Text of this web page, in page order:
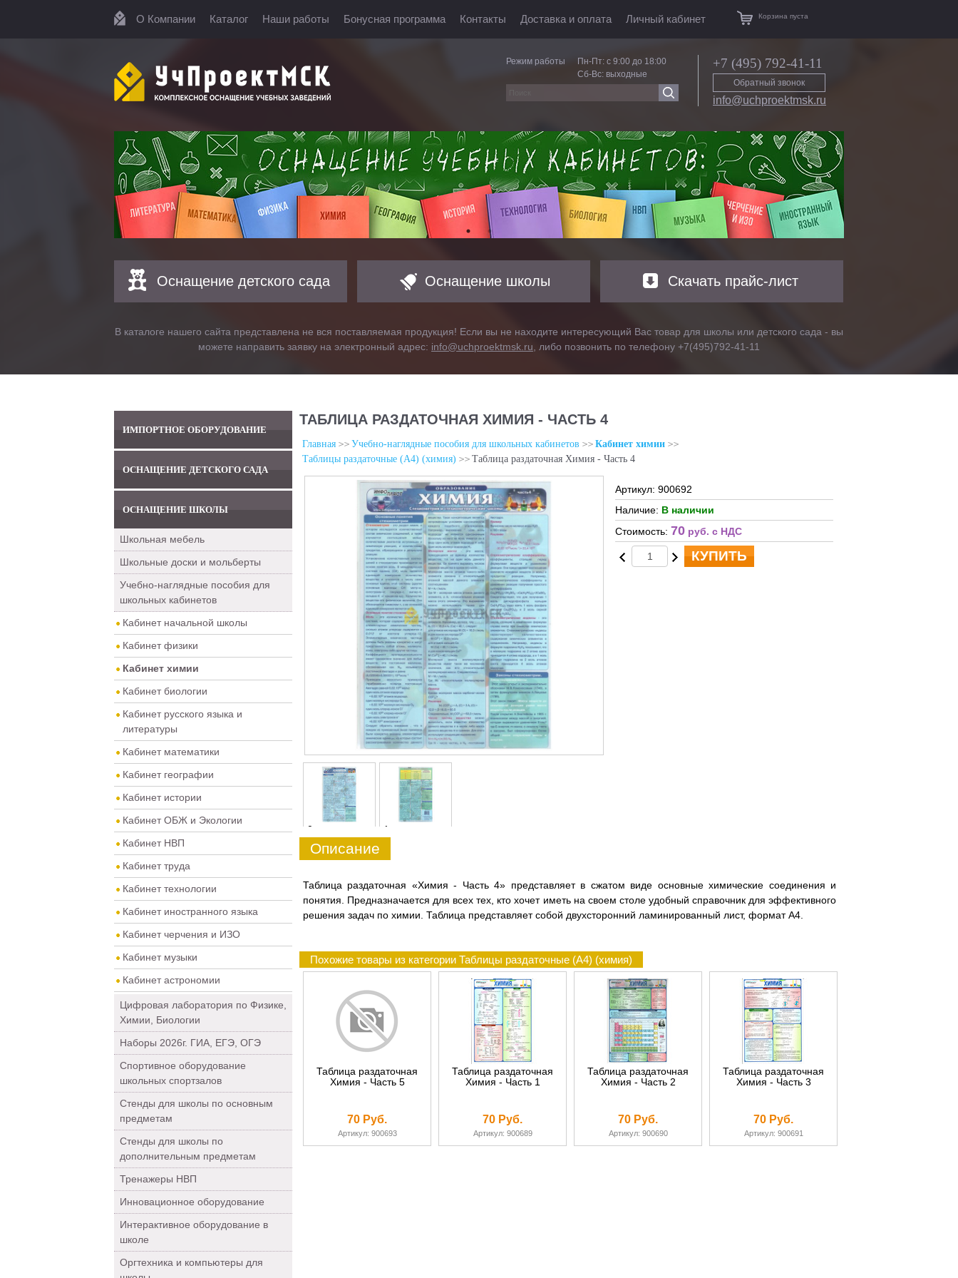
О Компании Каталог Наши работы Бонусная программа Контакты Доставка и оплата Личный кабинет Корзина пуста
Режим работы
Пн-Пт: с 9:00 до 18:00
Сб-Вс: выходные
+7 (495) 792-41-11
Обратный звонок
info@uchproektmsk.ru
Оснащение детского сада Оснащение школы Скачать прайс-лист
В каталоге нашего сайта представлена не вся поставляемая продукция! Если вы не находите интересующий Вас товар для школы или детского сада - вы
можете направить заявку на электронный адрес: info@uchproektmsk.ru , либо позвонить по телефону +7(495)792-41-11
ИМПОРТНОЕ ОБОРУДОВАНИЕ
ОСНАЩЕНИЕ ДЕТСКОГО САДА
ОСНАЩЕНИЕ ШКОЛЫ
Школьная мебель
Школьные доски и мольберты
Учебно-наглядные пособия для
школьных кабинетов
Кабинет начальной школы
Кабинет физики
Кабинет химии
Кабинет биологии
Кабинет русского языка и
литературы
Кабинет математики
Кабинет географии
Кабинет истории
Кабинет ОБЖ и Экологии
Кабинет НВП
Кабинет труда
Кабинет технологии
Кабинет иностранного языка
Кабинет черчения и ИЗО
Кабинет музыки
Кабинет астрономии
Цифровая лаборатория по Физике,
Химии, Биологии
Наборы 2026г. ГИА, ЕГЭ, ОГЭ
Спортивное оборудование
школьных спортзалов
Стенды для школы по основным
предметам
Стенды для школы по
дополнительным предметам
Тренажеры НВП
Инновационное оборудование
Интерактивное оборудование в
школе
Оргтехника и компьютеры для
ТАБЛИЦА РАЗДАТОЧНАЯ ХИМИЯ - ЧАСТЬ 4
Главная Учебно-наглядные пособия для школьных кабинетов
Кабинет химии
Таблицы раздаточные (А4) (химия)
Таблица раздаточная Химия - Часть 4
0 1
Артикул: 900692
Наличие: В наличии
Стоимость: 70 руб. c НДС
КУПИТЬ
Описание
Таблица раздаточная «Химия - Часть 4» представляет в сжатом виде основные химические соединения и
понятия. Предназначается для всех тех, кто хочет иметь на своем столе удобный справочник для эффективного
решения задач по химии. Таблица представляет собой двухсторонний ламинированный лист, формат А4.
Похожие товары из категории Таблицы раздаточные (А4) (химия)
Таблица раздаточная
Химия - Часть 5
70 Руб.
Артикул: 900693
Таблица раздаточная
Химия - Часть 1
70 Руб.
Артикул: 900689
Таблица раздаточная
Химия - Часть 2
70 Руб.
Артикул: 900690
Таблица раздаточная
Химия - Часть 3
70 Руб.
Артикул: 900691